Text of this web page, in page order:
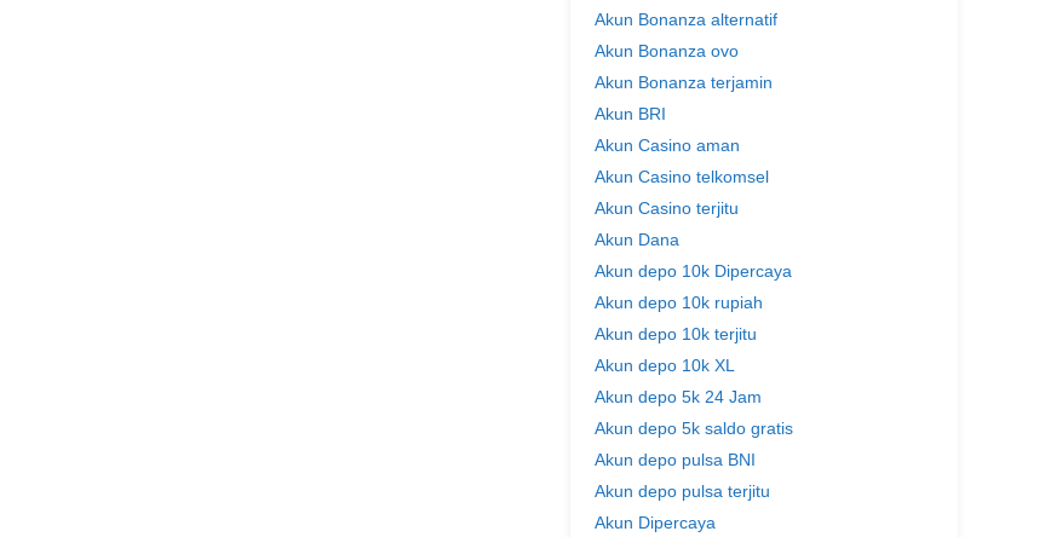
Akun Bonanza alternatif
Akun Bonanza ovo
Akun Bonanza terjamin
Akun BRI
Akun Casino aman
Akun Casino telkomsel
Akun Casino terjitu
Akun Dana
Akun depo 10k Dipercaya
Akun depo 10k rupiah
Akun depo 10k terjitu
Akun depo 10k XL
Akun depo 5k 24 Jam
Akun depo 5k saldo gratis
Akun depo pulsa BNI
Akun depo pulsa terjitu
Akun Dipercaya